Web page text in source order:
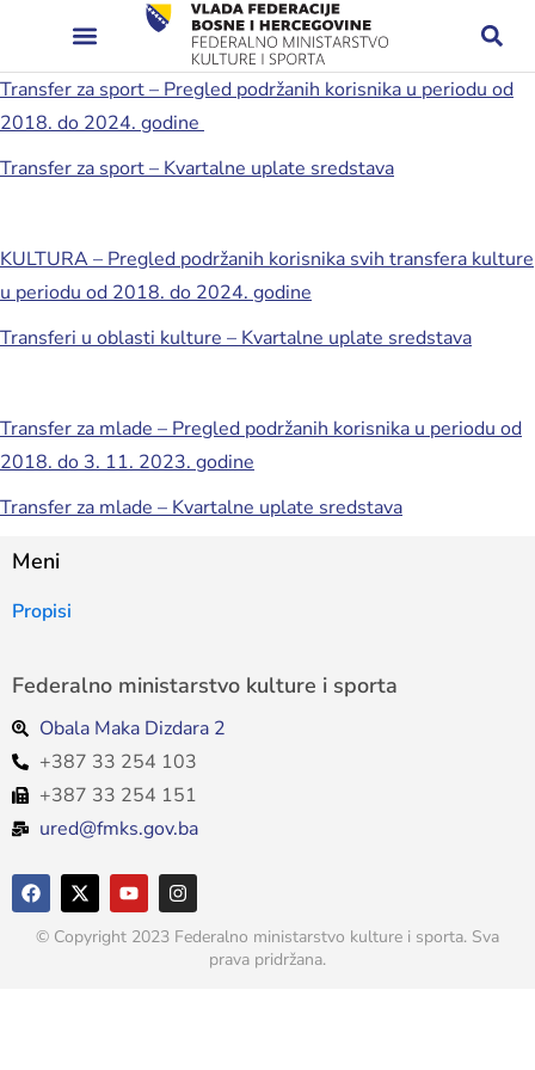
Transfer za sport – Pregled podržanih korisnika u periodu od
2018. do 2024. godine
Transfer za sport – Kvartalne uplate sredstava
KULTURA – Pregled podržanih korisnika svih transfera kulture
u periodu od 2018. do 2024. godine
Transferi u oblasti kulture – Kvartalne uplate sredstava
Transfer za mlade – Pregled podržanih korisnika u periodu od
2018. do 3. 11. 2023. godine
Transfer za mlade – Kvartalne uplate sredstava
Meni
Propisi
Federalno ministarstvo kulture i sporta
Obala Maka Dizdara 2
+387 33 254 103
+387 33 254 151
ured@fmks.gov.ba
© Copyright 2023 Federalno ministarstvo kulture i sporta. Sva
prava pridržana.